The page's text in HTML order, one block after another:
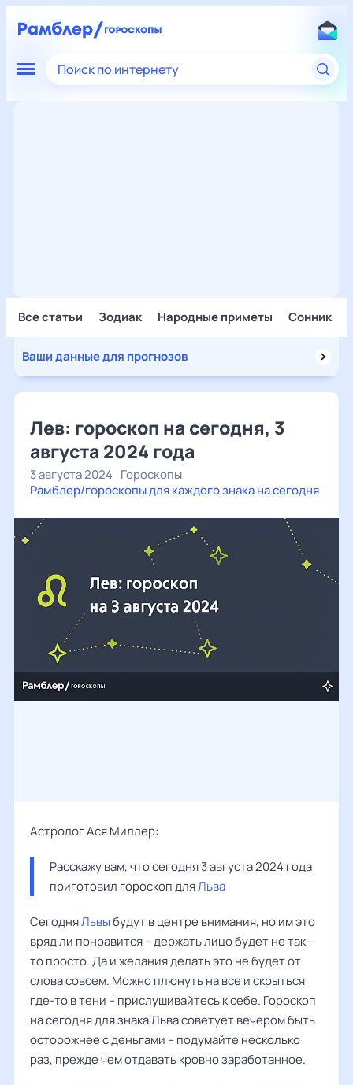
Поиск по интернету
Все статьи Зодиак Народные приметы Сонник
Ваши данные для прогнозов
Лев: гороскоп на сегодня, 3
августа 2024 года
3 августа 2024 Гороскопы
Рамблер/гороскопы для каждого знака на сегодня
Астролог Ася Миллер:
Расскажу вам, что сегодня 3 августа 2024 года
приготовил гороскоп для Льва
СегодняЛьвыбудут в центре внимания, но им это
вряд ли понравится – держать лицо будет не так-
то просто. Да и желания делать это не будет от
слова совсем. Можно плюнуть на все и скрыться
где-то в тени – прислушивайтесь к себе. Гороскоп
на сегодня для знака Льва советует вечером быть
осторожнее с деньгами – подумайте несколько
раз, прежде чем отдавать кровно заработанное.